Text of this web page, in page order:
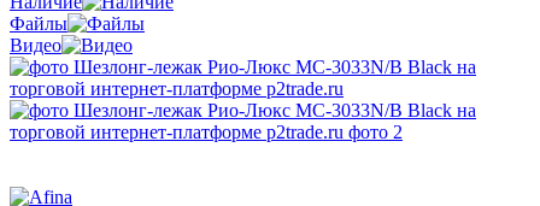
Файлы
Видео